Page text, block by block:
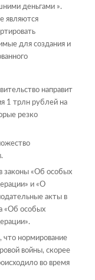
деньгами ».
являются
для создания и
направит
1 трлн рублей на
резко
законы «Об особых
и «О
акты в
«Об особых
что нормирование
войны, скорее
во время